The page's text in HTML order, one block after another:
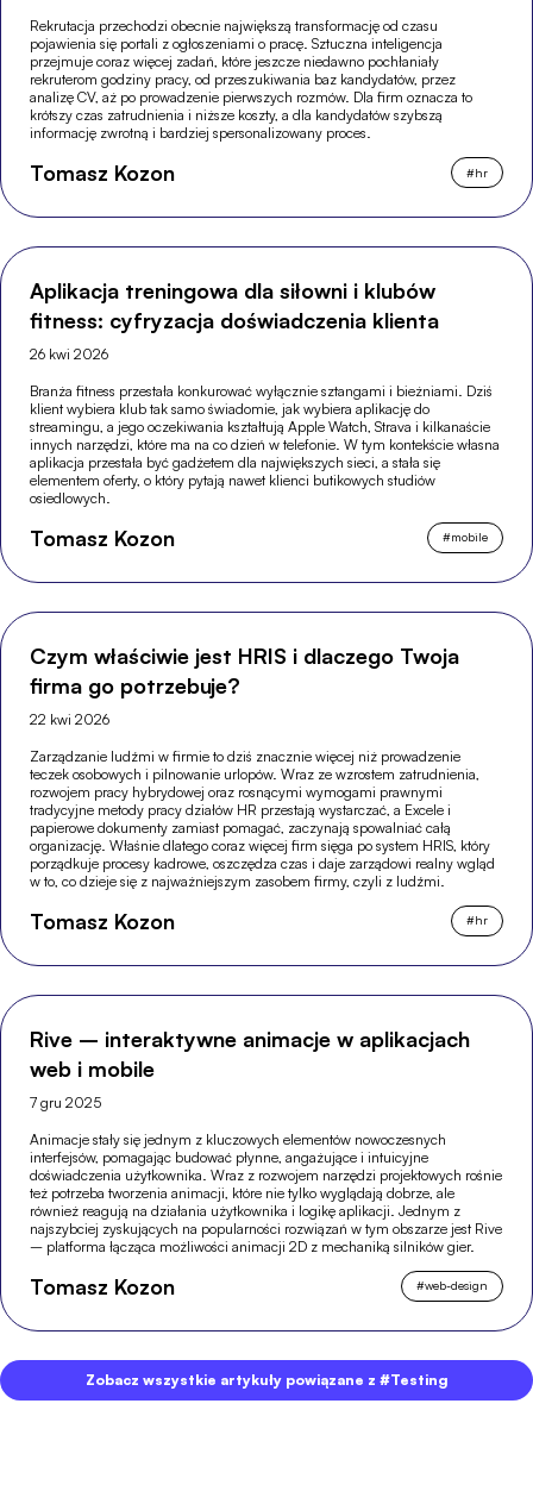
Rekrutacja przechodzi obecnie największą transformację od czasu
pojawienia się portali z ogłoszeniami o pracę. Sztuczna inteligencja
przejmuje coraz więcej zadań, które jeszcze niedawno pochłaniały
rekruterom godziny pracy, od przeszukiwania baz kandydatów, przez
analizę CV, aż po prowadzenie pierwszych rozmów. Dla firm oznacza to
krótszy czas zatrudnienia i niższe koszty, a dla kandydatów szybszą
informację zwrotną i bardziej spersonalizowany proces.
Tomasz Kozon #hr
Aplikacja treningowa dla siłowni i klubów
fitness: cyfryzacja doświadczenia klienta
26 kwi 2026
Branża fitness przestała konkurować wyłącznie sztangami i bieżniami. Dziś
klient wybiera klub tak samo świadomie, jak wybiera aplikację do
streamingu, a jego oczekiwania kształtują Apple Watch, Strava i kilkanaście
innych narzędzi, które ma na co dzień w telefonie. W tym kontekście własna
aplikacja przestała być gadżetem dla największych sieci, a stała się
elementem oferty, o który pytają nawet klienci butikowych studiów
osiedlowych.
Tomasz Kozon #mobile
Czym właściwie jest HRIS i dlaczego Twoja
firma go potrzebuje?
22 kwi 2026
Zarządzanie ludźmi w firmie to dziś znacznie więcej niż prowadzenie
teczek osobowych i pilnowanie urlopów. Wraz ze wzrostem zatrudnienia,
rozwojem pracy hybrydowej oraz rosnącymi wymogami prawnymi
tradycyjne metody pracy działów HR przestają wystarczać, a Excele i
papierowe dokumenty zamiast pomagać, zaczynają spowalniać całą
organizację. Właśnie dlatego coraz więcej firm sięga po system HRIS, który
porządkuje procesy kadrowe, oszczędza czas i daje zarządowi realny wgląd
w to, co dzieje się z najważniejszym zasobem firmy, czyli z ludźmi.
Tomasz Kozon #hr
Rive – interaktywne animacje w aplikacjach
web i mobile
7 gru 2025
Animacje stały się jednym z kluczowych elementów nowoczesnych
interfejsów, pomagając budować płynne, angażujące i intuicyjne
doświadczenia użytkownika. Wraz z rozwojem narzędzi projektowych rośnie
też potrzeba tworzenia animacji, które nie tylko wyglądają dobrze, ale
również reagują na działania użytkownika i logikę aplikacji. Jednym z
najszybciej zyskujących na popularności rozwiązań w tym obszarze jest Rive
– platforma łącząca możliwości animacji 2D z mechaniką silników gier.
Tomasz Kozon #web-design
Zobacz wszystkie artykuły powiązane z #Testing